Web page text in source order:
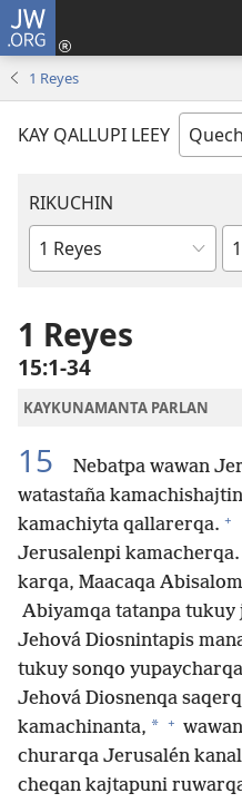
JW.ORG
1 Reyes
KAY QALLUPI LEEY
RIKUCHIN
Bibliamanta
1 Reyes
15:1-34
KAYKUNAMANTA PARLAN
15 Nebatpa wawan
watastaña
kamachiyta qallarerqa. +
Jerusalenpi kamacherqa.
karqa, Maacaqa
Abiyamqa tatanpa
Jehová Diosnintapis
tukuy sonqo
Jehová Diosnenqa
kamachinanta, * +
churarqa Jerusalén
cheqan kajtapuni